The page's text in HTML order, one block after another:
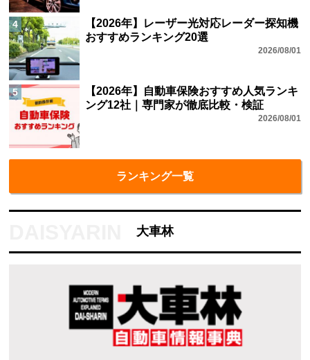
4
【2026年】レーザー光対応レーダー探知機
おすすめランキング20選
2026/08/01
5
【2026年】自動車保険おすすめ人気ランキ
ング12社｜専門家が徹底比較・検証
2026/08/01
ランキング一覧
大車林